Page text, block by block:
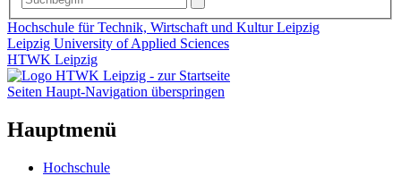
Hochschule für Technik, Wirtschaft und Kultur Leipzig
Leipzig University of Applied Sciences
HTWK Leipzig
Seiten Haupt-Navigation überspringen
Hauptmenü
Hochschule